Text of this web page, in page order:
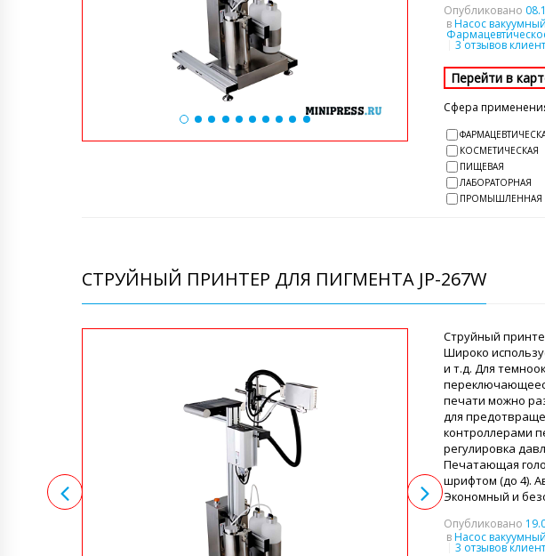
Опубликовано
вНасос
3 отзывов
Сфера
КОСМЕТИЧЕСКАЯ
ПИЩЕВАЯ
ЛАБОРАТОРНАЯ
ПРОМЫШЛЕННАЯ
СТРУЙНЫЙ ПРИНТЕР ДЛЯ ПИГМЕНТА JP-267W
Струйный
Широко
и т.д. Для
печати можно
для
контроллерами
регулировка
Печатающая
шрифтом (до 4).
Экономный и
Опубликовано
вНасос
3 отзывов